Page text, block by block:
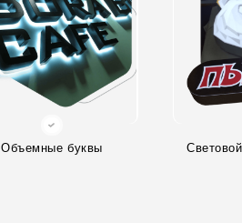
Объемные буквы